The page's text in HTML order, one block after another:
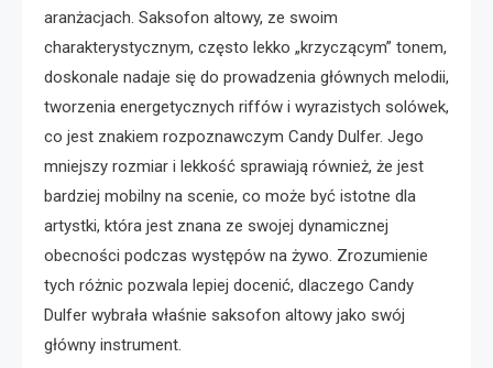
aranżacjach. Saksofon altowy, ze swoim
charakterystycznym, często lekko „krzyczącym” tonem,
doskonale nadaje się do prowadzenia głównych melodii,
tworzenia energetycznych riffów i wyrazistych solówek,
co jest znakiem rozpoznawczym Candy Dulfer. Jego
mniejszy rozmiar i lekkość sprawiają również, że jest
bardziej mobilny na scenie, co może być istotne dla
artystki, która jest znana ze swojej dynamicznej
obecności podczas występów na żywo. Zrozumienie
tych różnic pozwala lepiej docenić, dlaczego Candy
Dulfer wybrała właśnie saksofon altowy jako swój
główny instrument.